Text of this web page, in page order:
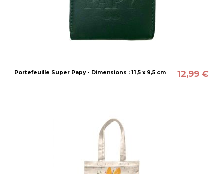
Portefeuille Super Papy - Dimensions : 11,5 x 9,5 cm 12,99 €